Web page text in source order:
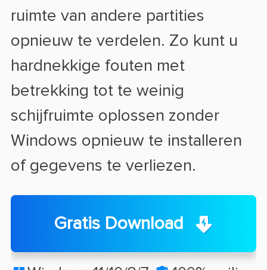
ruimte van andere partities
opnieuw te verdelen. Zo kunt u
hardnekkige fouten met
betrekking tot te weinig
schijfruimte oplossen zonder
Windows opnieuw te installeren
of gegevens te verliezen.
Gratis Download